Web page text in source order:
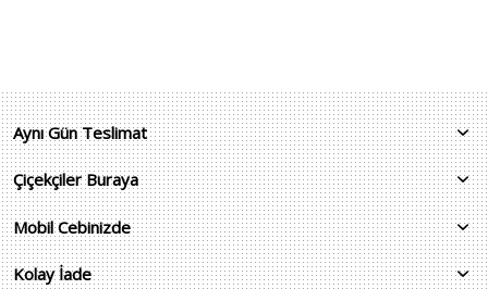
Aynı Gün Teslimat
Çiçekçiler Buraya
Mobil Cebinizde
Kolay İade